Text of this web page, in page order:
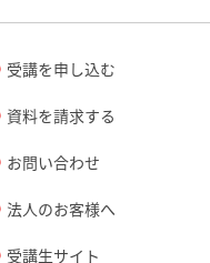
受講を申し込む
資料を請求する
お問い合わせ
法人のお客様へ
受講生サイト